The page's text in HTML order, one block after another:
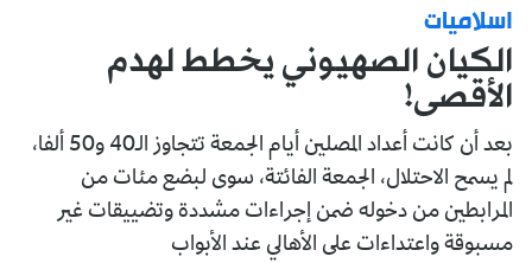
اسلاميات
الكيان الصهيوني يخطط لهدم
الأقصى!
بعد أن كانت أعداد المصلين أيام الجمعة تتجاوز الـ40 و50 ألفا،
لم يسمح الاحتلال، الجمعة الفائتة، سوى لبضع مئات من
المرابطين من دخوله ضمن إجراءات مشددة وتضييقات غير
مسبوقة واعتداءات على الأهالي عند الأبواب